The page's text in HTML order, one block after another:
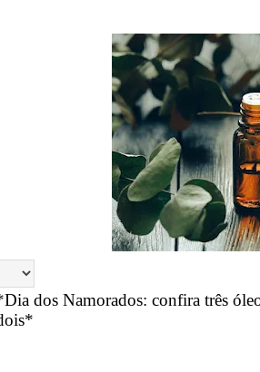
dos Namorados: confira três